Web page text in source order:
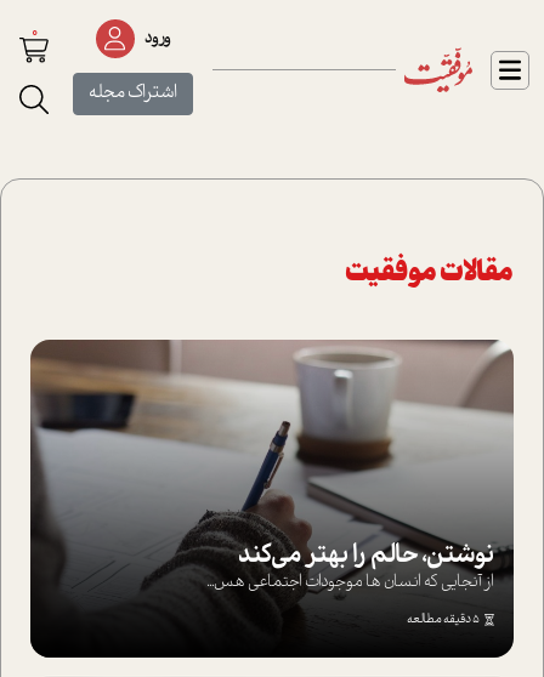
ورود
اشتراک مجله
0
مقالات موفقیت
نوشتن، حالم را بهتر می‌کند
از آنجایی که انسان ها موجودات اجتماعی هس...
5 دقیقه مطالعه